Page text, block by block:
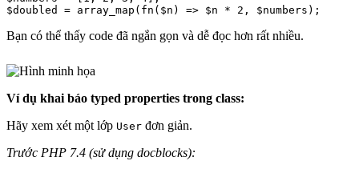
Bạn có thể thấy code đã ngắn gọn và dễ đọc hơn rất nhiều.
Ví dụ khai báo typed properties trong class:
Hãy xem xét một lớp User đơn giản.
Trước PHP 7.4 (sử dụng docblocks):